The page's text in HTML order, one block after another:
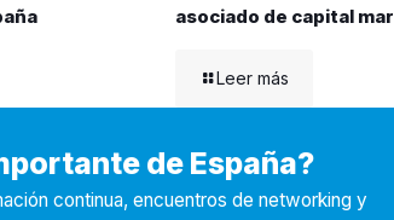
asociado de capital
Leer más
de España?
continua, encuentros de networking y